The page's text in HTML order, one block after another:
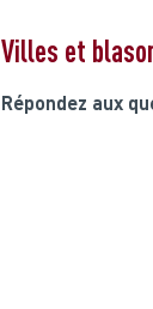
Villes et
Répondez aux